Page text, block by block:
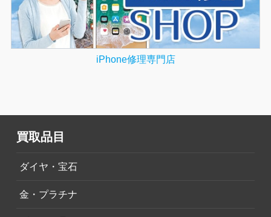
iPhone修理専門店
買取品目
ダイヤ・宝石
金・プラチナ